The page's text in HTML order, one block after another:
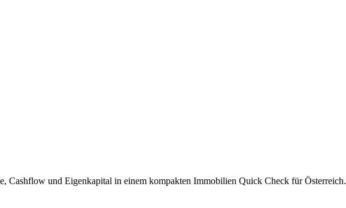
Cashflow und Eigenkapital in einem kompakten Immobilien Quick Check für Österreich.